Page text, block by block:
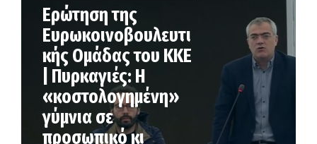
Ερώτηση της
Ευρωκοινοβουλευτι
κής Ομάδας του ΚΚΕ
| Πυρκαγιές: Η
«κοστολογημένη»
γύμνια σε
προσωπικό κι